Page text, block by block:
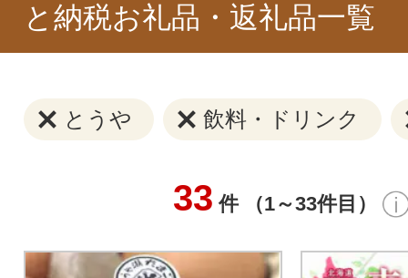
と納税お礼品・返礼品一覧
とうや 飲料・ドリンク
33 件 （1～33件目）